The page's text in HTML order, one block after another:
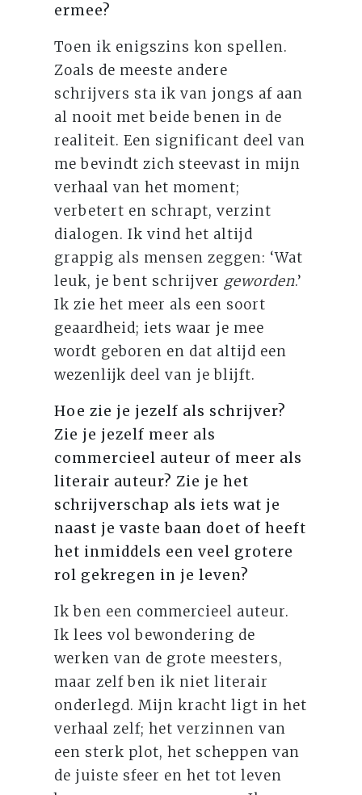
ermee?
Toen ik enigszins kon spellen.
Zoals de meeste andere
schrijvers sta ik van jongs af aan
al nooit met beide benen in de
realiteit. Een significant deel van
me bevindt zich steevast in mijn
verhaal van het moment;
verbetert en schrapt, verzint
dialogen. Ik vind het altijd
grappig als mensen zeggen: ‘Wat
leuk, je bent schrijver geworden.’
Ik zie het meer als een soort
geaardheid; iets waar je mee
wordt geboren en dat altijd een
wezenlijk deel van je blijft.
Hoe zie je jezelf als schrijver?
Zie je jezelf meer als
commercieel auteur of meer als
literair auteur? Zie je het
schrijverschap als iets wat je
naast je vaste baan doet of heeft
het inmiddels een veel grotere
rol gekregen in je leven?
Ik ben een commercieel auteur.
Ik lees vol bewondering de
werken van de grote meesters,
maar zelf ben ik niet literair
onderlegd. Mijn kracht ligt in het
verhaal zelf; het verzinnen van
een sterk plot, het scheppen van
de juiste sfeer en het tot leven